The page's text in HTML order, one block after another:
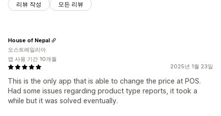
리뷰 작성 모든 리뷰
2025년 1월 23일
This is the only app that is able to change the price at POS.
Had some issues regarding product type reports, it took a
while but it was solved eventually.
House of Nepal
오스트레일리아
앱 사용 기간 10개월